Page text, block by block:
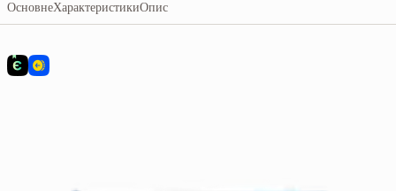
ОсновнеХарактеристикиОпис